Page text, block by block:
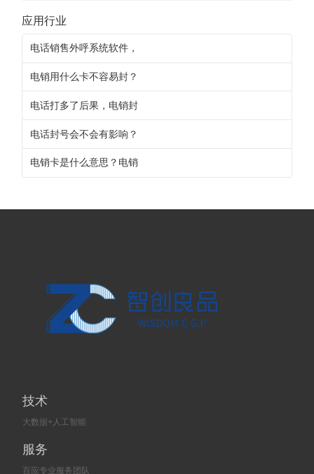
应用行业
电话销售外呼系统软件，
电销用什么卡不容易封？
电话打多了后果，电销封
电话封号会不会有影响？
电销卡是什么意思？电销
技术
大数据+人工智能
服务
百应专业服务团队